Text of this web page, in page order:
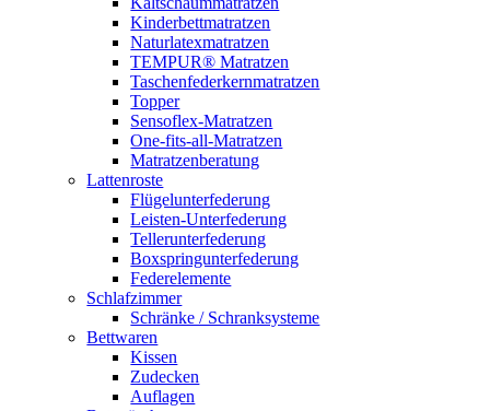
Kinderbettmatratzen
Naturlatexmatratzen
TEMPUR® Matratzen
Taschenfederkernmatratzen
Topper
Sensoflex-Matratzen
One-fits-all-Matratzen
Matratzenberatung
Lattenroste
Flügelunterfederung
Leisten-Unterfederung
Tellerunterfederung
Boxspringunterfederung
Federelemente
Schlafzimmer
Schränke / Schranksysteme
Bettwaren
Kissen
Zudecken
Auflagen